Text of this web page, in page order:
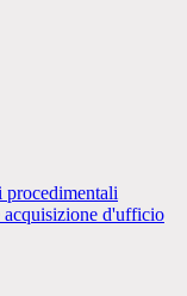
d'ufficio